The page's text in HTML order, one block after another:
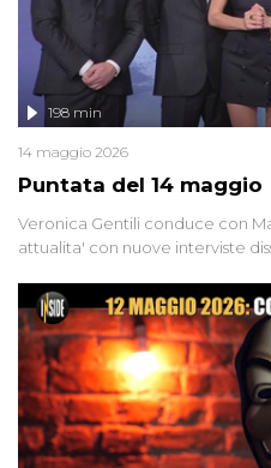
Puntata del 14 maggio
198 min
14 maggio 2026
Veronica Gentili conduce con
attualita' con nuove interviste